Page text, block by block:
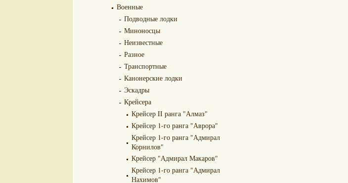
Военные
Подводные лодки
Миноносцы
Неизвестные
Разное
Транспортные
Канонерские лодки
Эскадры
Крейсера
Крейсер II ранга "Алмаз"
Крейсер 1-го ранга "Аврора"
Крейсер 1-го ранга "Адмирал
Корнилов"
Крейсер "Адмирал Макаров"
Крейсер 1-го ранга "Адмирал
Нахимов"